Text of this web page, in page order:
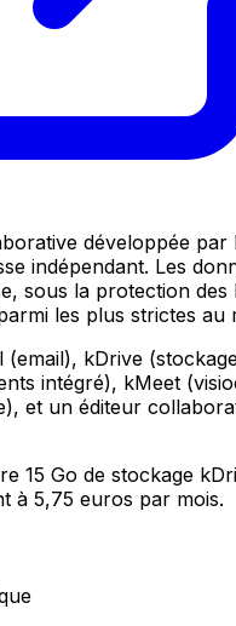
développée par
indépendant. Les
sous la protection des
les plus strictes au
(email), kDrive
intégré), kMeet
et un éditeur
15 Go de stockage
à 5,75 euros par mois.